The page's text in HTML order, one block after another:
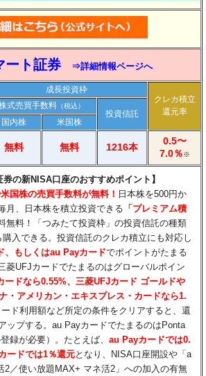
ート証券 ⇒詳細情報ページへ
成長投資枠
クレカ積立
還元率
式売買手数料（税込）
投資信託
国内株
米国株
無料 無料 1216本
0.5〜
7.0％※
券の新NISA口座のおすすめポイント】​
国株の売買手数料が無料！ 日本株を500円か
毎月、日本株を積立投資できる 「プレミアム積
無料！「つみたて投資枠」の投資信託の種類
入できる。投資信託のクレカ積立にも対応し
、もしくはau Payカードでポイントがたまる
菱UFJカードでたまるのはグローバルポイン
ードなら0.55%、三菱UFJカード ゴールドや
・アメリカン・エキスプレス・カードなら1.
ド利用額など所定の条件をクリアすると、還
ップする。au PayカードでたまるのはPonta
録が必要）。たとえば、au Payカードでは0.
ードでは1％還元となり、NISA口座開設や「a
2／使い放題MAX+ マネ活2」への加入の有無